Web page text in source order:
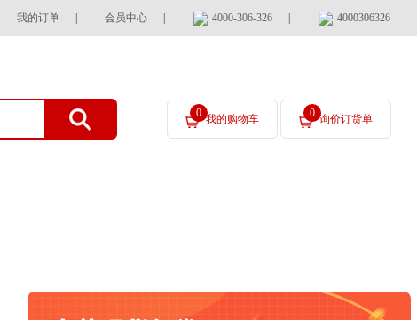
我的订单 会员中心 4000-306-326 4000306326
0 我的购物车 0 询价订货单